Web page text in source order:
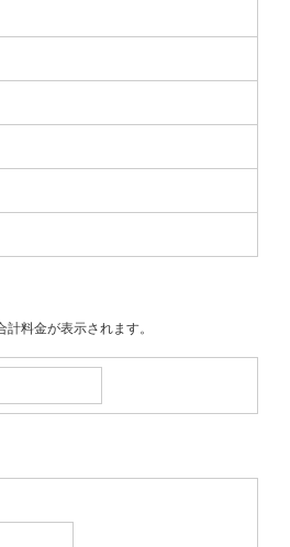
料金が表示されます。